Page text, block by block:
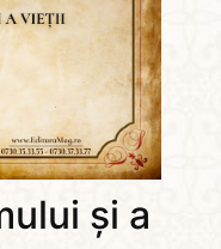
și a